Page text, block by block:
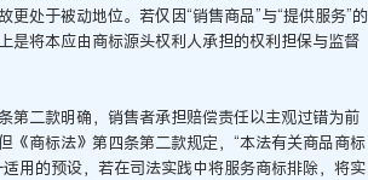
处于被动地位。若仅因“销售商品”与“提供服务”的
是将本应由商标源头权利人承担的权利担保与监督
第二款明确，销售者承担赔偿责任以主观过错为前
商标法》第四条第二款规定，“本法有关商品商标
用的预设，若在司法实践中将服务商标排除，将实